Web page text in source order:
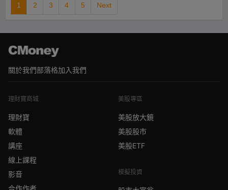
1 2 3 4 5 Next
關於我們部落格加入我們
理財寶商城
理財寶
軟體
講座
線上課程
影音
美股專區
美股放大鏡
美股股市
美股ETF
模擬投資